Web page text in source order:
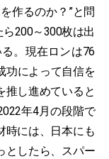
作るのか？”と問
200～300枚は出
。現在ロンは76
功によって自信を
推し進めていると
年4月の段階で
時には、日本にも
としたら、スパー